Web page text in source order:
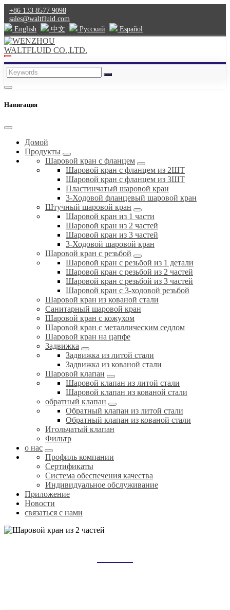
+86 133 8577 9098
sales@waltfluid.com
English
中文 Pусский Español
Навигация
Домой
Продукты
Шаровой кран с фланцем
Шаровой кран с фланцем из 2ШТ
Шаровой кран с фланцем из 3ШТ
Пластинчатый шаровой кран
3-Ходовой фланцевый шаровой кран
Штучный шаровой кран
Шаровой кран из 1 части
Шаровой кран из 2 частей
Шаровой кран из 3 частей
3-Ходовой шаровой кран
Шаровой кран с резьбой
Шаровой кран с резьбой из 1 детали
Шаровой кран с резьбой из 2 частей
Шаровой кран с резьбой из 3 частей
Шаровой кран с 3-ходовой резьбой
Шаровой кран из кованой стали
Санитарный шаровой кран
Шаровой кран с кожухом
Шаровой кран с металлическим седлом
Шаровой кран на цапфе
Задвижка
Задвижка из литой стали
Задвижка из кованой стали
Шаровой клапан
Шаровой клапан из литой стали
Шаровой клапан из кованой стали
обратный клапан
Обратный клапан из литой стали
Обратный клапан из кованой стали
Игольчатый клапан
Фильтр
о нас
Профиль компании
Сертификаты
Система обеспечения качества
Индивидуальное обслуживание
Приложение
Новости
связаться с нами